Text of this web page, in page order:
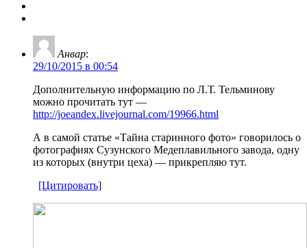
Анвар:
29/10/2015 в 00:54
Дополнительную информацию по Л.Т. Тельминову
можно прочитать тут —
http://joeandex.livejournal.com/19966.html
А в самой статье «Тайна старинного фото» говорилось о
фотографиях Сузунского Медеплавильного завода, одну
из которых (внутри цеха) — прикрепляю тут.
[Цитировать]